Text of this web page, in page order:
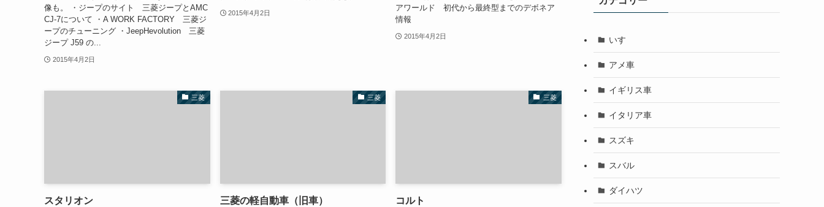
像も。 ・ジープのサイト 三菱ジープとAMC
CJ-7について ・A WORK FACTORY 三菱ジ
ープのチューニング ・JeepHevolution 三菱
ジープ J59 の...
2015年4月2日
2015年4月2日
アワールド 初代から最終型までのデボネア
情報
2015年4月2日
三菱
スタリオン
三菱
三菱の軽自動車（旧車）
三菱
コルト
いすゞ
アメ車
イギリス車
イタリア車
スズキ
スバル
ダイハツ